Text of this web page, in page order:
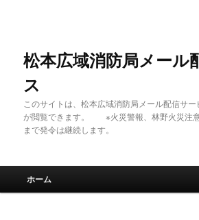
松本広域消防局メール
ス
このサイトは、松本広域消防局メール配信サ
が閲覧できます。 ※火災警報、林野火災注
まで発令は継続します。
ホーム